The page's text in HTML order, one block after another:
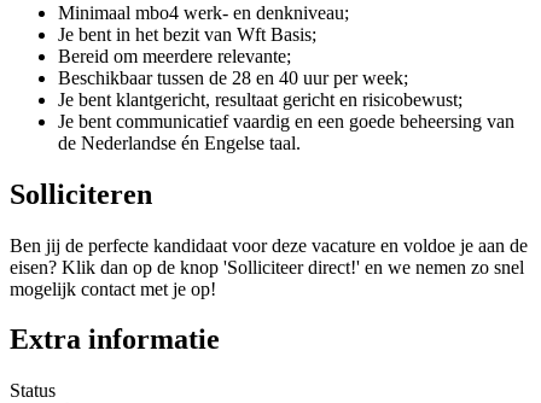
Minimaal mbo4 werk- en denkniveau;
Je bent in het bezit van Wft Basis;
Bereid om meerdere relevante;
Beschikbaar tussen de 28 en 40 uur per week;
Je bent klantgericht, resultaat gericht en risicobewust;
Je bent communicatief vaardig en een goede beheersing van
de Nederlandse én Engelse taal.
Solliciteren
Ben jij de perfecte kandidaat voor deze vacature en voldoe je aan de
eisen? Klik dan op de knop 'Solliciteer direct!' en we nemen zo snel
mogelijk contact met je op!
Extra informatie
Status